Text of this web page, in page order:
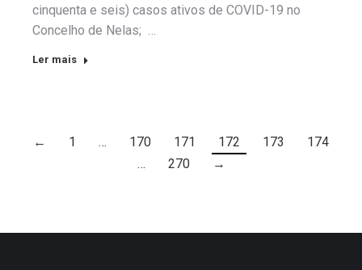
cinquenta e seis) casos ativos de COVID-19 no
Concelho de Nelas; …
Ler mais
← 1 … 170 171 172 173
174
…
270 →